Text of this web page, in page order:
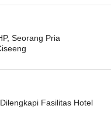
Seorang Pria
Fasilitas Hotel